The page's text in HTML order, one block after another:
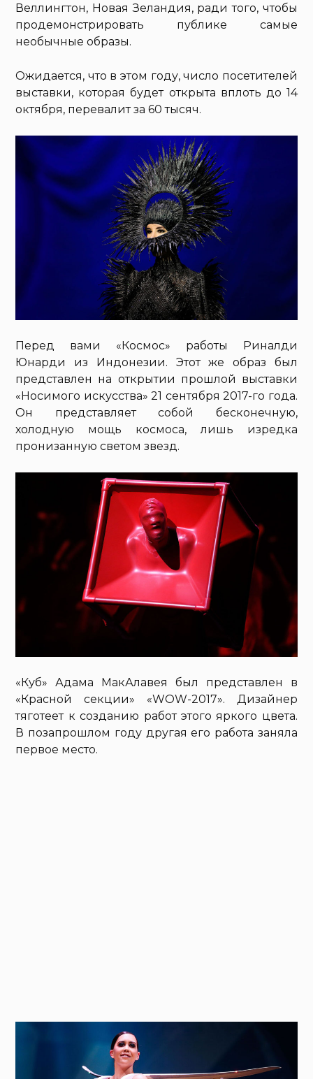
Веллингтон, Новая Зеландия, ради того, чтобы
продемонстрировать публике самые
необычные образы.
Ожидается, что в этом году, число посетителей
выставки, которая будет открыта вплоть до 14
октября, перевалит за 60 тысяч.
Перед вами «Космос» работы Риналди
Юнарди из Индонезии. Этот же образ был
представлен на открытии прошлой выставки
«Носимого искусства» 21 сентября 2017-го года.
Он представляет собой бесконечную,
холодную мощь космоса, лишь изредка
пронизанную светом звезд.
«Куб» Адама МакАлавея был представлен в
«Красной секции» «WOW-2017». Дизайнер
тяготеет к созданию работ этого яркого цвета.
В позапрошлом году другая его работа заняла
первое место.